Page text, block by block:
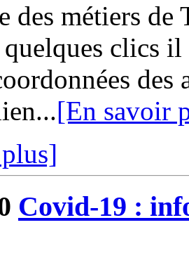
des métiers de
clics il
des
[En savoir
Covid-19 :